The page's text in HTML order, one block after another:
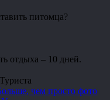
питомца?
отдыха – 10 дней.
чем просто фото